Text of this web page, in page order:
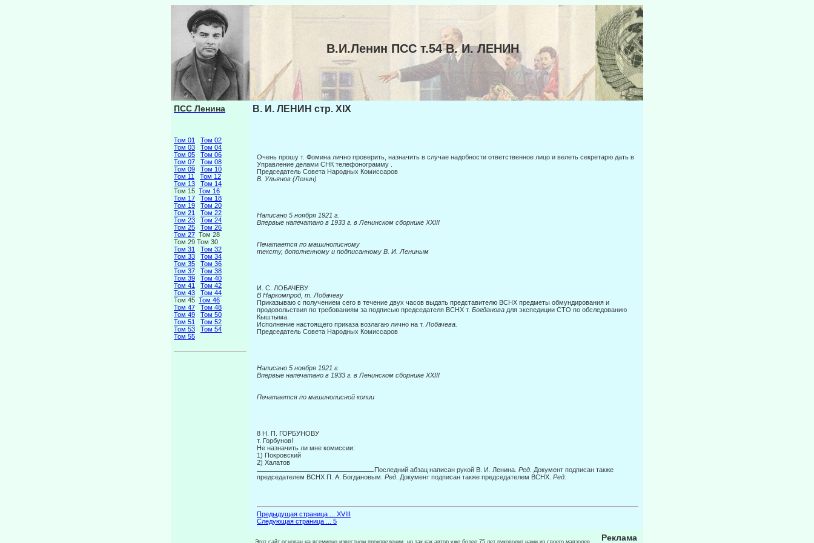
В.И.Ленин ПСС т.54 В. И. ЛЕНИН
ПСС Ленина
Том 01
Том 02
Том 03
Том 04
Том 05
Том 06
Том 07
Том 08
Том 09
Том 10
Том 11
Том 12
Том 13
Том 14
Том 15 Том 16
Том 17
Том 18
Том 19
Том 20
Том 21
Том 22
Том 23
Том 24
Том 25
Том 26
Том 27 Том 28
Том 29 Том 30
Том 31
Том 32
Том 33
Том 34
Том 35
Том 36
Том 37
Том 38
Том 39
Том 40
Том 41
Том 42
Том 43
Том 44
Том 45 Том 46
Том 47
Том 48
Том 49
Том 50
Том 51
Том 52
Том 53
Том 54
Том 55
В. И. ЛЕНИН стр. XIX
Очень прошу т. Фомина лично проверить, назначить в случае надобности ответст­венное лицо и велеть секретарю дать в
Управление делами СНК телефонограмму .
Председатель Совета Народных Комиссаров
В. Ульянов (Ленин)
Написано 5 ноября 1921 г.
Впервые напечатано в 1933 г. в Ленинском сборнике XXIII
Печатается по машинописному
тексту, дополненному и подписанному В. И. Лениным
И. С. ЛОБАЧЕВУ
В Наркомпрод, т. Лобачеву
Приказываю с получением сего в течение двух часов выдать представителю ВСНХ предметы обмундирования и
продовольствия по требованиям за подписью председате­ля ВСНХ т. Богданова для экспедиции СТО по обследованию
Кыштыма.
Исполнение настоящего приказа возлагаю лично на т. Лобачева.
Председатель Совета Народных Комиссаров
Написано 5 ноября 1921 г.
Впервые напечатано в 1933 г. в Ленинском сборнике XXIII
Печатается по машинописной копии
8 Н. П. ГОРБУНОВУ
т. Горбунов!
Не назначить ли мне комиссии:
1) Покровский
2) Халатов
Последний абзац написан рукой В. И. Ленина. Ред. Документ подписан также
председателем ВСНХ П. А. Богдановым. Ред. Документ подписан также председателем ВСНХ. Ред.
Предыдущая страница ... XVIII
Следующая страница ... 5
Этот сайт основан на всемирно известном произведении, но так как автор уже более 75 лет руководит нами из своего мавзолея
Реклама